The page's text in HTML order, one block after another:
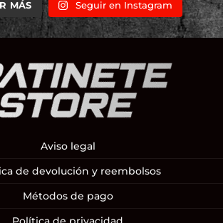
MÁS Seguir en Instagram
Aviso legal
de devolución y reembolsos
Métodos de pago